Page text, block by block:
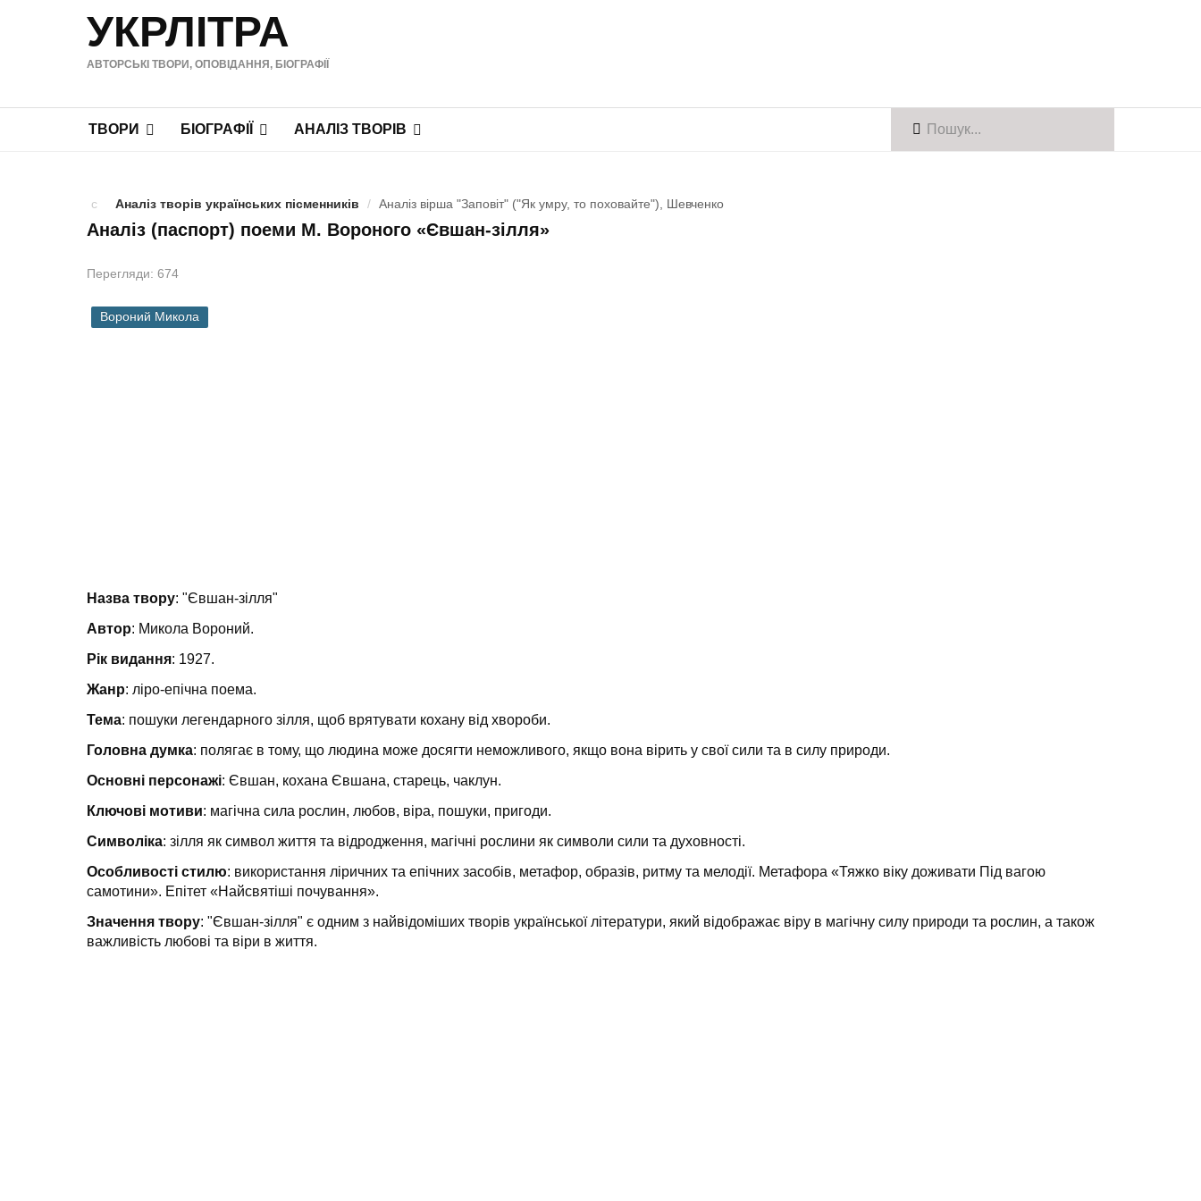
УКРЛІТРА
АВТОРСЬКІ ТВОРИ, ОПОВІДАННЯ, БІОГРАФІЇ
ТВОРИ БІОГРАФІЇ АНАЛІЗ ТВОРІВ
Аналіз творів українських пісменників / Аналіз вірша "Заповіт" ("Як умру, то поховайте"), Шевченко
Аналіз (паспорт) поеми М. Вороного «Євшан-зілля»
Перегляди: 674
Вороний Микола
Назва твору: "Євшан-зілля"
Автор: Микола Вороний.
Рік видання: 1927.
Жанр: ліро-епічна поема.
Тема: пошуки легендарного зілля, щоб врятувати кохану від хвороби.
Головна думка: полягає в тому, що людина може досягти неможливого, якщо вона вірить у свої сили та в силу природи.
Основні персонажі: Євшан, кохана Євшана, старець, чаклун.
Ключові мотиви: магічна сила рослин, любов, віра, пошуки, пригоди.
Символіка: зілля як символ життя та відродження, магічні рослини як символи сили та духовності.
Особливості стилю: використання ліричних та епічних засобів, метафор, образів, ритму та мелодії. Метафора «Тяжко віку доживати Під вагою
самотини». Епітет «Найсвятіші почування».
Значення твору: "Євшан-зілля" є одним з найвідоміших творів української літератури, який відображає віру в магічну силу природи та рослин, а також
важливість любові та віри в життя.